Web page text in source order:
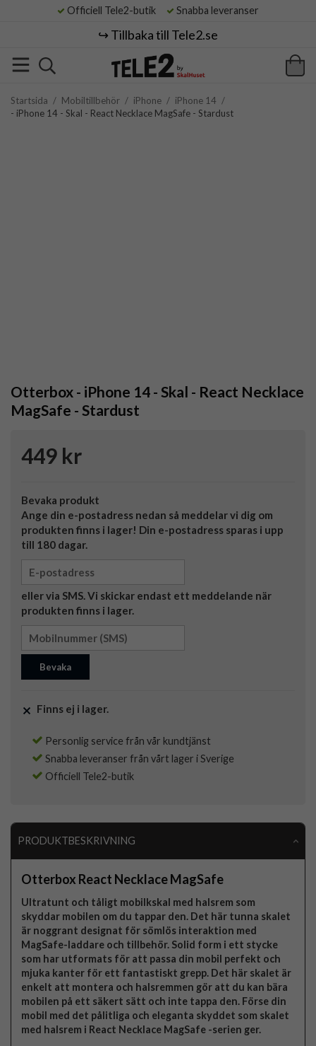
Officiell Tele2-butik Snabba leveranser
↪️ Tillbaka till Tele2.se
Startsida / Mobiltillbehör / iPhone / iPhone 14 /
- iPhone 14 - Skal - React Necklace MagSafe - Stardust
Otterbox - iPhone 14 - Skal - React Necklace
MagSafe - Stardust
449 kr
Bevaka produkt
Ange din e-postadress nedan så meddelar vi dig om
produkten finns i lager! Din e-postadress sparas i upp
till 180 dagar.
eller via SMS. Vi skickar endast ett meddelande när
produkten finns i lager.
Bevaka
Finns ej i lager.
Personlig service från vår kundtjänst
Snabba leveranser från vårt lager i Sverige
Officiell Tele2-butik
PRODUKTBESKRIVNING
Otterbox React Necklace MagSafe
Ultratunt och tåligt mobilkskal med halsrem som
skyddar mobilen om du tappar den. Det här tunna skalet
är noggrant designat för sömlös interaktion med
MagSafe-laddare och tillbehör. Solid form i ett stycke
som har utformats för att passa din mobil perfekt och
mjuka kanter för ett fantastiskt grepp. Det här skalet är
enkelt att montera och halsremmen gör att du kan bära
mobilen på ett säkert sätt och inte tappa den. Förse din
mobil med det pålitliga och eleganta skyddet som skalet
med halsrem i React Necklace MagSafe -serien ger.